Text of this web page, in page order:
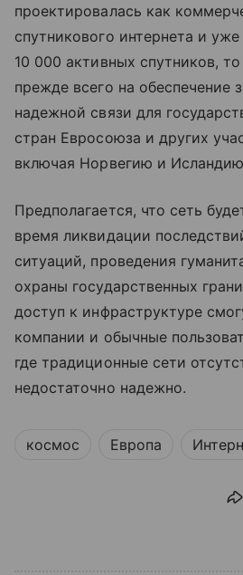
проектировалась как
спутникового интернета и
10 000 активных спутников,
прежде всего на обеспечение
надежной связи для
стран Евросоюза и других
включая Норвегию и
Предполагается, что сеть
время ликвидации
ситуаций, проведения
охраны государственных
доступ к инфраструктуре
компании и обычные
где традиционные сети
недостаточно надежно.
космос Европа